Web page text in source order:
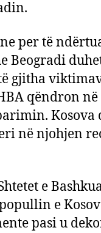
per të
Beogradi
gjitha
qëndron
Kosova
në njohjen
e
e
pasi u